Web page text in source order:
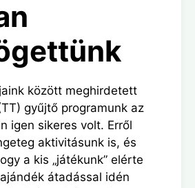
között meghirdetett
gyűjtő programunk az
igen sikeres volt. Erről
aktivitásunk is, és
a kis „játékunk” elérte
átadással idén